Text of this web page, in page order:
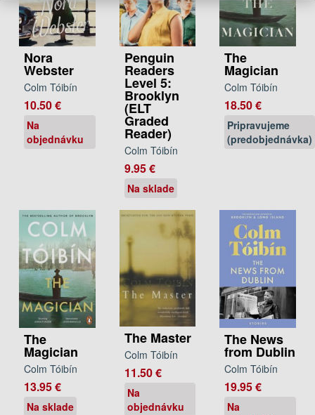
Nora
Webster
Colm Tóibín
10.50 €
Na
objednávku
Penguin
Readers
Level 5:
Brooklyn
(ELT
Graded
Reader)
Colm Tóibín
9.95 €
Na sklade
The
Magician
Colm Tóibín
18.50 €
Pripravujeme
(predobjednávka)
The
Magician
Colm Tóibín
13.95 €
Na sklade
The Master
Colm Tóibín
11.50 €
Na
objednávku
The News
from Dublin
Colm Tóibín
19.95 €
Na